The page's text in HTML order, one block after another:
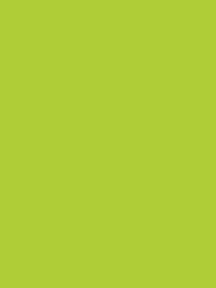
auswählen